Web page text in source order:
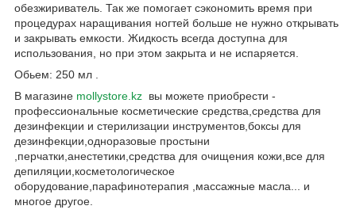
обезжириватель. Так же помогает сэкономить время при
процедурах наращивания ногтей больше не нужно открывать
и закрывать емкости. Жидкость всегда доступна для
использования, но при этом закрыта и не испаряется.
Обьем: 250 мл .
В магазине mollystore.kz вы можете приобрести -
профессиональные косметические средства,средства для
дезинфекции и стерилизации инструментов,боксы для
дезинфекции,одноразовые простыни
,перчатки,анестетики,средства для очищения кожи,все для
депиляции,косметологическое
оборудование,парафинотерапия ,массажные масла... и
многое другое.